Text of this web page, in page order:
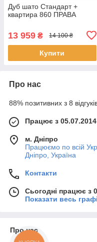
Дуб шато Стандарт +
квартира 860 ПРАВА
13 959 ₴ 14 100 ₴
Купити
Про нас
88% позитивних з 8
Працює з 05.07.2014
м. Дніпро
Працюємо по всій
Дніпро, Україна
Контакти
Сьогодні працює з
Показати весь
Про нас